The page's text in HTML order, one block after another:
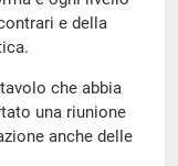
e della
che abbia
una riunione
anche delle